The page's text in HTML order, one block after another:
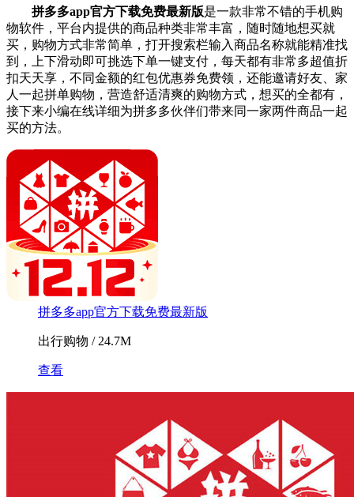
拼多多app官方下载免费最新版是一款非常不错的手机购
物软件，平台内提供的商品种类非常丰富，随时随地想买就
买，购物方式非常简单，打开搜索栏输入商品名称就能精准找
到，上下滑动即可挑选下单一键支付，每天都有非常多超值折
扣天天享，不同金额的红包优惠券免费领，还能邀请好友、家
人一起拼单购物，营造舒适清爽的购物方式，想买的全都有，
接下来小编在线详细为拼多多伙伴们带来同一家两件商品一起
买的方法。
拼多多app官方下载免费最新版
出行购物 / 24.7M
查看